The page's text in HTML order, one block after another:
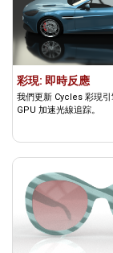
彩現: 即時反應
我們更新 Cycles 彩現
GPU 加速光線追踪。